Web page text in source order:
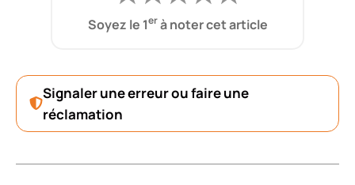
Soyez le 1erà noter cet article
Signaler une erreur ou faire une
réclamation